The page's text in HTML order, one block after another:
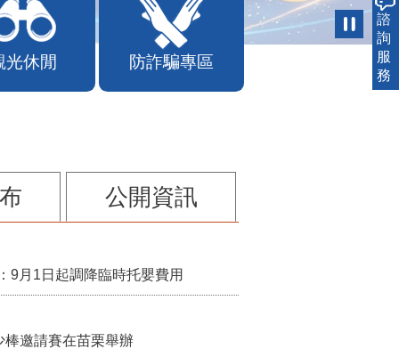
光休閒 防詐騙專區
公開資訊
9月1日起調降臨時托嬰費用
邀請賽在苗栗舉辦
諮
詢
服
務